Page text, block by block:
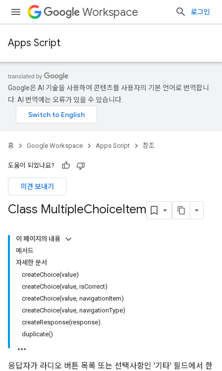
Workspace 로그인
Apps Script
Google은 AI 기술을 사용하여 콘텐츠를 사용자의 기본 언어로 번역합니
다. AI 번역에는 오류가 있을 수 있습니다.
홈 Google Workspace Apps Script 참조
도움이 되었나요?
의견 보내기
Class MultipleChoiceItem
이 페이지의 내용
메서드
자세한 문서
createChoice(value)
createChoice(value, isCorrect)
createChoice(value, navigationItem)
createChoice(value, navigationType)
createResponse(response)
duplicate()
응답자가 라디오 버튼 목록 또는 선택사항인 '기타' 필드에서 한